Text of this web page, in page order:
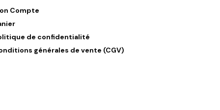
Compte
de confidentialité
générales de vente (CGV)